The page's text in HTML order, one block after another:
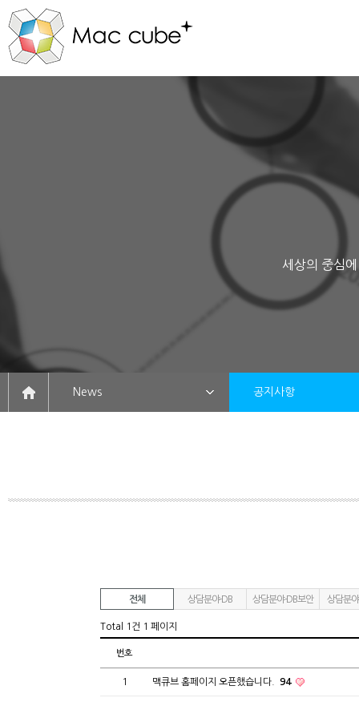
세상의 중심
News 공지사항
전체 상담분야-DB 상담분야-DB보안 상담분
Total 1건 1 페이지
번호
1 맥큐브 홈페이지 오픈했습니다. 94